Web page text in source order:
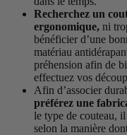
Recherchez un
ergonomique, ni
bénéficier d’une
matériau
préhension afin de
effectuez vos
Afin d’associer
préférez une
le type de couteau,
selon la manière